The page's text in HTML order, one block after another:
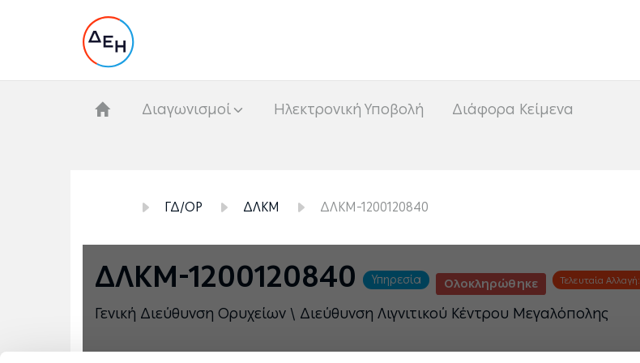
Διαγωνισμοί Hλεκτρονική Υποβολή Διάφορα Κείμενα
ΓΔ/ΟΡ ΔΛΚΜ ΔΛΚΜ-1200120840
ΔΛΚΜ-1200120840 Υπηρεσία Ολοκληρώθηκε Τελευταία Αλλαγή:
Γενική Διεύθυνση Ορυχείων \ Διεύθυνση Λιγνιτικού Κέντρου Μεγαλόπολης